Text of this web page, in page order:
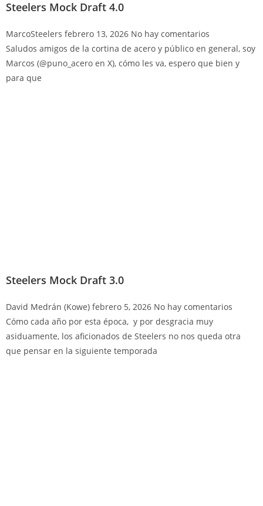
Steelers Mock Draft 4.0
MarcoSteelers febrero 13, 2026 No hay comentarios
Saludos amigos de la cortina de acero y público en general, soy
Marcos (@puno_acero en X), cómo les va, espero que bien y
para que
Steelers Mock Draft 3.0
David Medrán (Kowe) febrero 5, 2026 No hay comentarios
Cómo cada año por esta época, y por desgracia muy
asiduamente, los aficionados de Steelers no nos queda otra
que pensar en la siguiente temporada